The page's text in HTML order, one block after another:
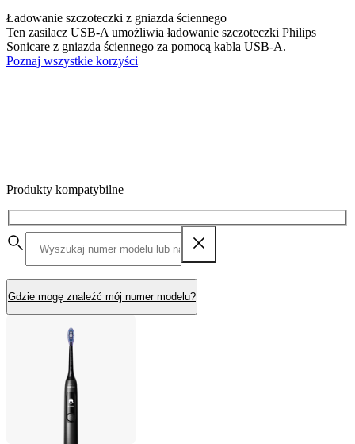
Ładowanie szczoteczki z gniazda ściennego
Ten zasilacz USB-A umożliwia ładowanie szczoteczki Philips
Sonicare z gniazda ściennego za pomocą kabla USB-A.
Poznaj wszystkie korzyści
Produkty kompatybilne
Gdzie mogę znaleźć mój numer modelu?